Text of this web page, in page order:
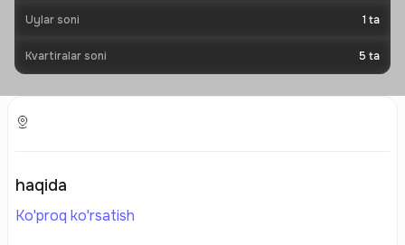
Uylar soni 1 ta
Kvartiralar soni 5 ta
haqida
Ko'proq ko'rsatish